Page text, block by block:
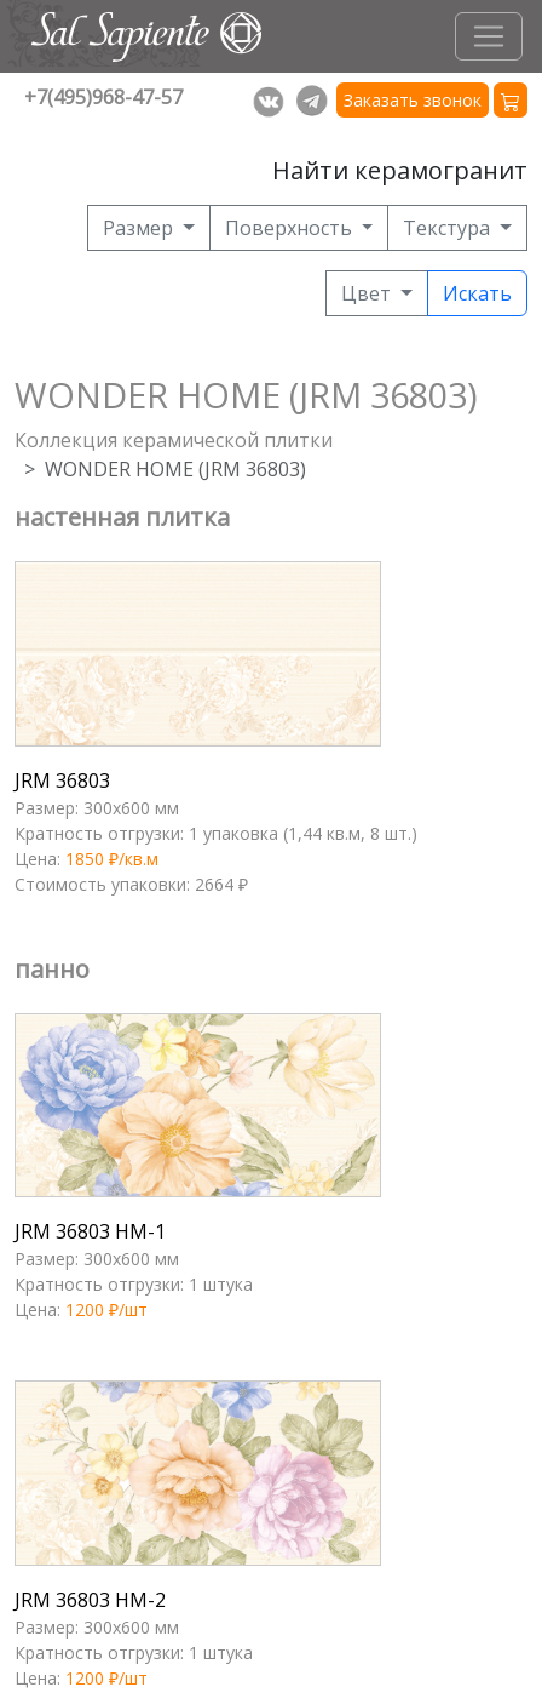
+7(495)968-47-57 Заказать звонок
Найти керамогранит
Размер Поверхность Текстура
Цвет Искать
WONDER HOME (JRM 36803)
Коллекция керамической плитки
WONDER HOME (JRM 36803)
настенная плитка
JRM 36803
Размер: 300x600 мм
Кратность отгрузки: 1 упаковка (1,44 кв.м, 8 шт.)
Цена: 1850 ₽/кв.м
Стоимость упаковки: 2664 ₽
панно
JRM 36803 HM-1
Размер: 300x600 мм
Кратность отгрузки: 1 штука
Цена: 1200 ₽/шт
JRM 36803 HM-2
Размер: 300x600 мм
Кратность отгрузки: 1 штука
Цена: 1200 ₽/шт